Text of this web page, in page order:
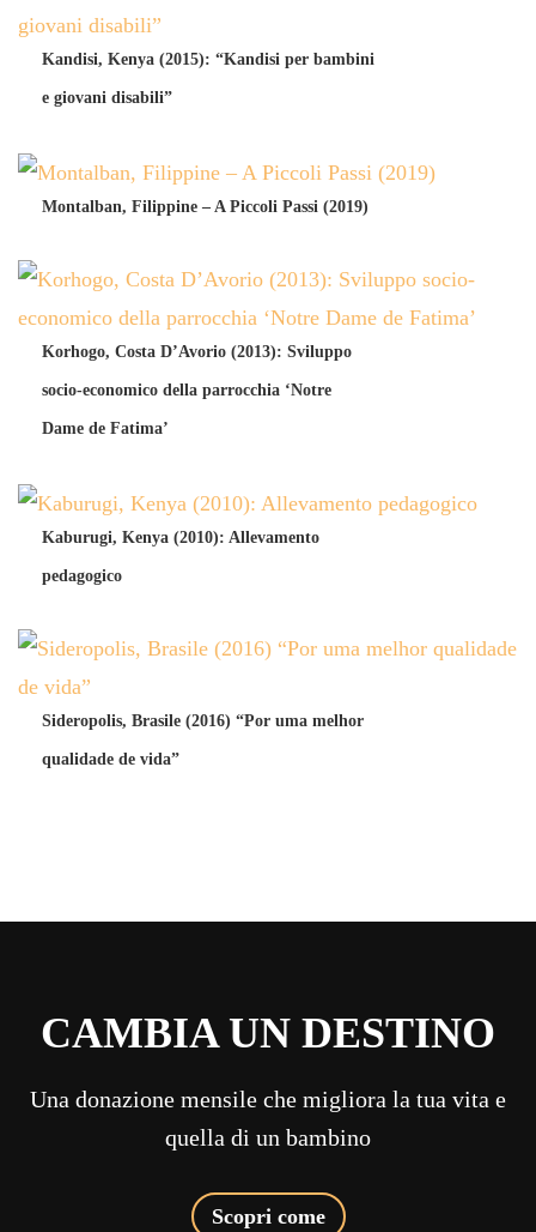
Kandisi, Kenya (2015): “Kandisi per bambini
e giovani disabili”
Montalban, Filippine – A Piccoli Passi (2019)
Korhogo, Costa D’Avorio (2013): Sviluppo
socio-economico della parrocchia ‘Notre
Dame de Fatima’
Kaburugi, Kenya (2010): Allevamento
pedagogico
Sideropolis, Brasile (2016) “Por uma melhor
qualidade de vida”
CAMBIA UN DESTINO
Una donazione mensile che migliora la tua vita e
quella di un bambino
Scopri come